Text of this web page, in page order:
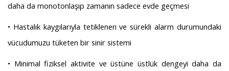
daha da monotonlaşıp zamanın sadece evde geçmesi
• Hastalık kaygılarıyla tetiklenen ve sürekli alarm durumundaki
vücudumuzu tüketen bir sinir sistemi
• Minimal fiziksel aktivite ve üstüne üstlük dengeyi daha da